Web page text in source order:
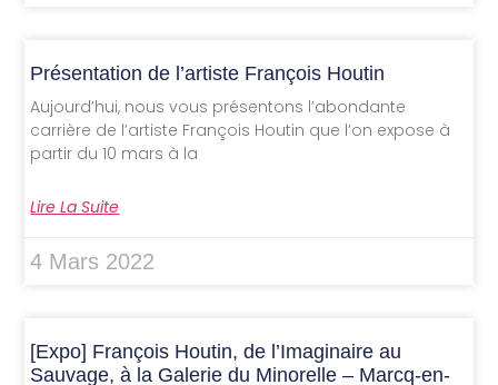
Présentation de l’artiste François Houtin
Aujourd’hui, nous vous présentons l’abondante
carrière de l’artiste François Houtin que l’on expose à
partir du 10 mars à la
Lire La Suite
4 Mars 2022
[Expo] François Houtin, de l’Imaginaire au
Sauvage, à la Galerie du Minorelle – Marcq-en-